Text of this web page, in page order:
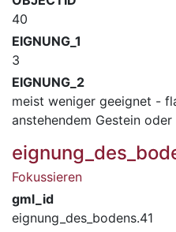
40
EIGNUNG_1
3
EIGNUNG_2
meist weniger geeignet -
anstehendem Gestein
Fokussieren
gml_id
eignung_des_bodens.41